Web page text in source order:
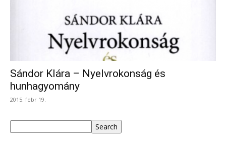
Sán­dor Klára – Nyelvrokonság és
hunhagyomány
2015. febr 19.
Search